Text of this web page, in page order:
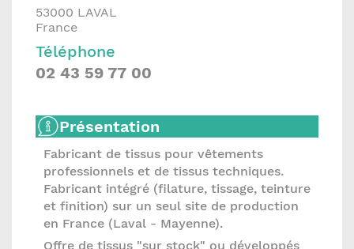
53000 LAVAL
France
Téléphone
02 43 59 77 00
Présentation
Fabricant de tissus pour vêtements
professionnels et de tissus techniques.
Fabricant intégré (filature, tissage, teinture
et finition) sur un seul site de production
en France (Laval - Mayenne).
Offre de tissus "sur stock" ou développés